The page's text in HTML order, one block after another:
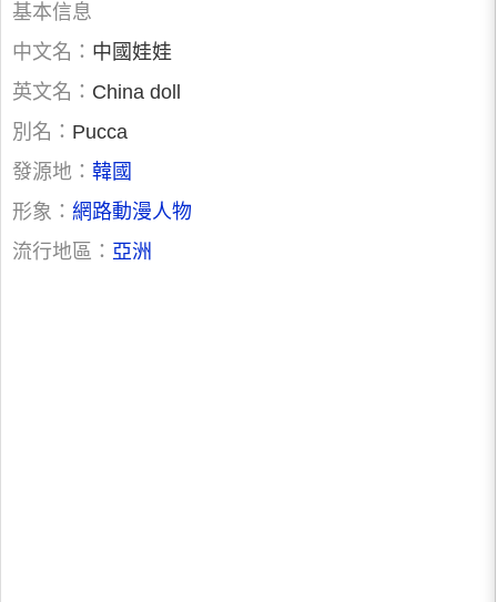
基本信息
中文名： 中國娃娃
英文名： China doll
別名： Pucca
發源地： 韓國
形象： 網路動漫人物
流行地區： 亞洲